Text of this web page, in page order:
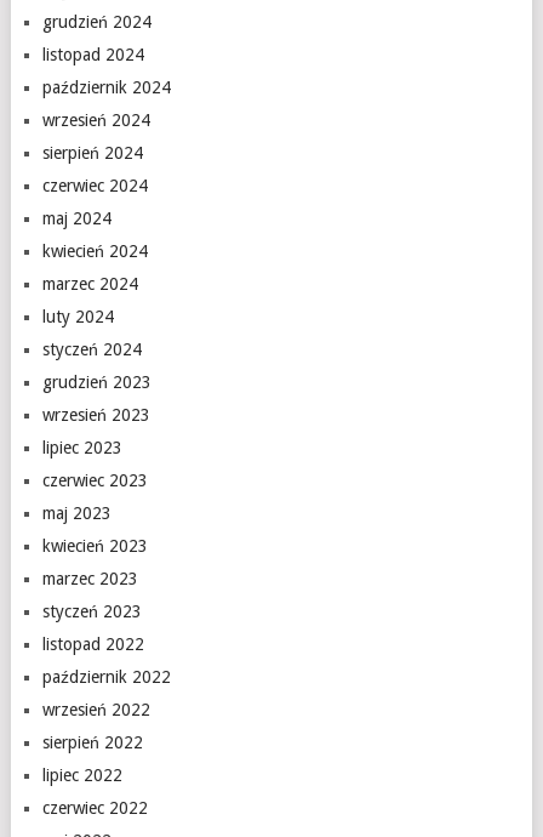
grudzień 2024
listopad 2024
październik 2024
wrzesień 2024
sierpień 2024
czerwiec 2024
maj 2024
kwiecień 2024
marzec 2024
luty 2024
styczeń 2024
grudzień 2023
wrzesień 2023
lipiec 2023
czerwiec 2023
maj 2023
kwiecień 2023
marzec 2023
styczeń 2023
listopad 2022
październik 2022
wrzesień 2022
sierpień 2022
lipiec 2022
czerwiec 2022